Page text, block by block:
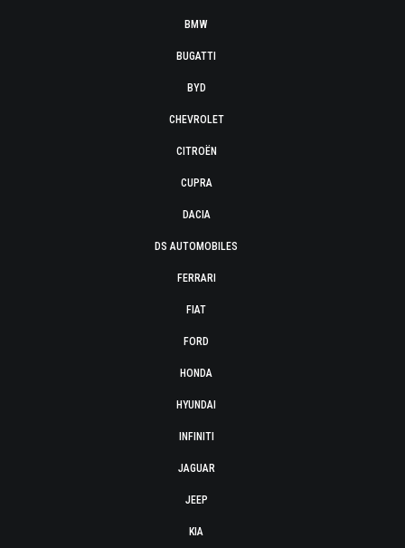
BMW
BUGATTI
BYD
CHEVROLET
CITROËN
CUPRA
DACIA
DS AUTOMOBILES
FERRARI
FIAT
FORD
HONDA
HYUNDAI
INFINITI
JAGUAR
JEEP
KIA